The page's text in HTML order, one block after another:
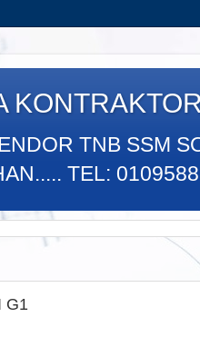
KONTRAKTOR
TNB SSM
TEL:
G1